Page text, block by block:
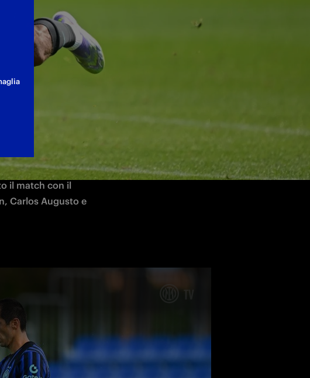
Carlos Augusto e Diouf
campionato.
BPER Training
contro il
Carlos Augusto e